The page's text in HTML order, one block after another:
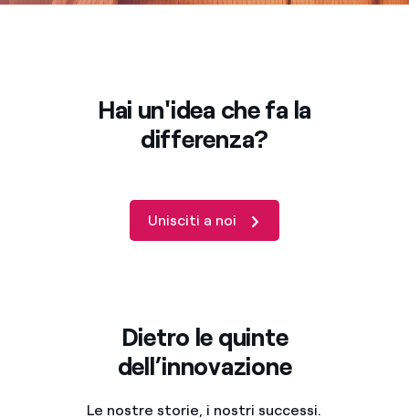
Hai un'idea che fa la
differenza?
Unisciti a noi
Dietro le quinte
dell’innovazione
Le nostre storie, i nostri successi.